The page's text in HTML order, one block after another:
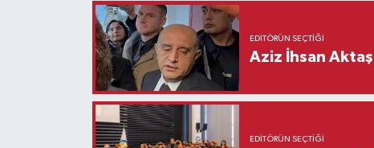
EDITÖRÜN SEÇTIĞI
Aziz İhsan Aktaş
EDITÖRÜN SEÇTIĞI